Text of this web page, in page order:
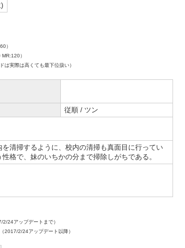
）
）
実際は高くても最下位扱い）
従順 / ツン
清掃するように、校内の清掃も真面目に行ってい
格で、妹のいちかの分まで掃除しがちである。
24アップデートまで）
2/24アップデート以降）